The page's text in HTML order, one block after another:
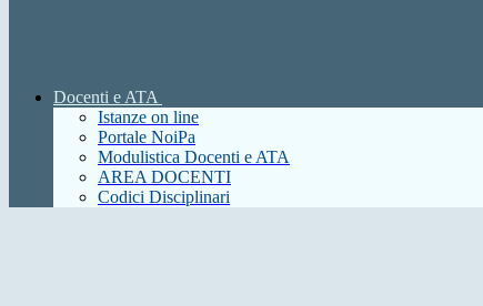
Docenti e ATA
Istanze on line
Portale NoiPa
Modulistica Docenti e ATA
AREA DOCENTI
Codici Disciplinari